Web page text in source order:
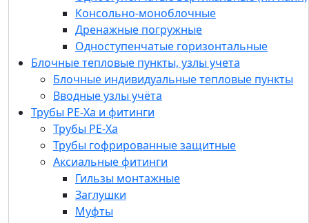
Консольно-моноблочные
Дренажные погружные
Одноступенчатые горизонтальные
Блочные тепловые пункты, узлы учета
Блочные индивидуальные тепловые пункты
Вводные узлы учёта
Трубы РЕ-Ха и фитинги
Трубы РЕ-Ха
Трубы гофрированные защитные
Аксиальные фитинги
Гильзы монтажные
Заглушки
Муфты
Вводные узлы учёта
Трубы РЕ-Ха и фитинги
Трубы РЕ-Ха
Трубы гофрированные защитные
Аксиальные фитинги
Гильзы монтажные
Заглушки
Муфты
Тройники
Угольники
Водорозетка
Евроконус
Футорки